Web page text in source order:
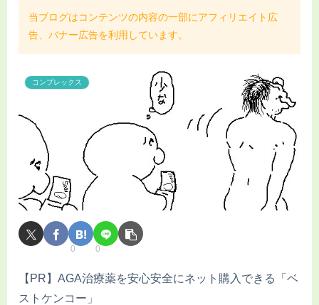
当ブログはコンテンツの内容の一部にアフィリエイト広
告、バナー広告を利用しています。
コンプレックス
0 0
【PR】AGA治療薬を安心安全にネット購入できる「ベ
ストケンコー」